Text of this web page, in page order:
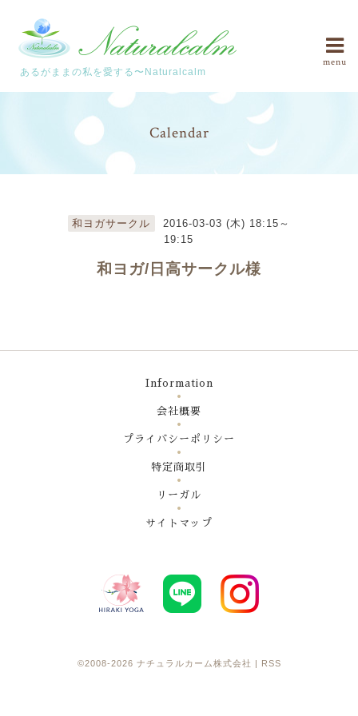
あるがままの私を愛する〜Naturalcalm
menu
Calendar
和ヨガサークル
2016-03-03 (木) 18:15～
19:15
和ヨガ/日高サークル様
Information
会社概要
プライバシーポリシー
特定商取引
リーガル
サイトマップ
©2008-2026 ナチュラルカーム株式会社 RSS